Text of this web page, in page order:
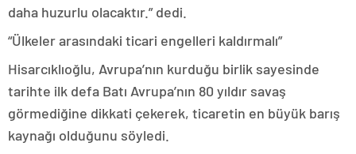
daha huzurlu olacaktır.” dedi.
“Ülkeler arasındaki ticari engelleri kaldırmalı”
Hisarcıklıoğlu, Avrupa’nın kurduğu birlik sayesinde
tarihte ilk defa Batı Avrupa’nın 80 yıldır savaş
görmediğine dikkati çekerek, ticaretin en büyük barış
kaynağı olduğunu söyledi.